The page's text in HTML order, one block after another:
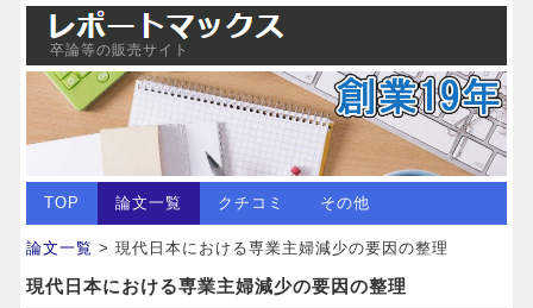
卒論等の販売サイト
TOP 論文一覧 クチコミ その他
論文一覧 > 現代日本における専業主婦減少の要因の整理
現代日本における専業主婦減少の要因の整理